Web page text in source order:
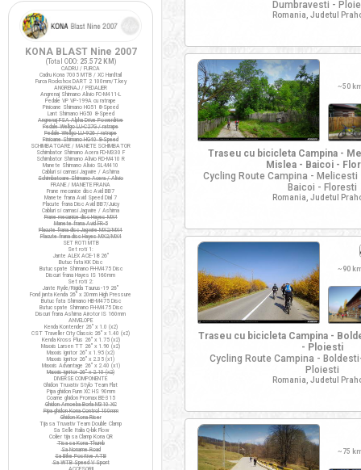
Dumbravesti -
Romania, Judetul
~50
Traseu cu bicicleta Campina -
Mislea - Baicoi -
Cycling Route Campina - Melicesti
Baicoi - Floresti
Romania, Judetul
~ 90
Traseu cu bicicleta Campina -
- Ploiesti
Cycling Route Campina -
Ploiesti
Romania, Judetul
~ 75
KONA BLAST Nine 2007
(Total ODO: 25.572 KM )
CADRU / FURCA
Cadru Kona 7005 MTB / XC Hardtail
Furca Rockshox DART 2 100mm/T.key
ANGRENAJ / PEDALIER
Angrenaj Shimano Alivio FC-M411-L
Pedale VP VP-199A cu ratrape
Pinioane Shimano HG51 8-Speed
Lant Shimano HG50 8-Speed
Angrenaj FSA Alpha Drive Powerdrive
Pedale Wellgo LU-C27G / ratrape
Pedale Wellgo LU-926 / ratrape
Pinioane Shimano HG40 8-Speed
SCHIMBATOARE / MANETE SCHIMBATOR
Schimbator Shimano Acera FD-M330 F
Schimbator Shimano Alivio RD-M410 R
Manete Shimano Alivio SL-M410
Cabluri si camasi Jagwire / Ashima
Schimbatoare Shimano Acera / Alivio
FRANE / MANETE FRANA
Frane mecanice disc Avid BB7
Manete frana Avid Speed Dial 7
Placute frana Disc Avid BB7/Juicy
Cabluri si camasi Jagwire / Ashima
Frane mecanice disc Hayes MX4
Manete frana Avid FR-5
Placute frana disc Jagwire MX2/MX4
Placute frana disc Hayes MX2/MX4
SET ROTI MTB
Set roti 1:
Jante ALEX ACE-18 26"
Butuc fata KK Disc
Butuc spate Shimano FH-M475 Disc
Discuri frana Hayes IS 160mm
Set roti 2:
Jante Ryde/Rigida Taurus-19 26"
Fond janta Kenda 26" x 20mm High Pressure
Butuc fata Shimano HB-M475 Disc
Butuc spate Shimano FH-M475 Disc
Discuri frana Ashima Airotor IS 160mm
ANVELOPE
Kenda Kontender 26" x 1.0 (x2)
CST Traveller City Classic 26" x 1.40 (x2)
Kenda Kross Plus 26" x 1.75 (x2)
Maxxis Larsen TT 26" x 1.90 (x2)
Maxxis Ignitor 26" x 1.95 (x2)
Maxxis Ignitor 26" x 2.35 (x1)
Maxxis Advantage 26" x 2.40 (x1)
Maxxis Ignitor 26" x 2.10 (x2)
DIVERSE COMPONENTE
Ghidon Truvativ Stylo Team Flat
Pipa ghidon Funn XC HS 90mm
Coarne ghidon Promax BE-315
Ghidon Amoeba Borla M310 XC
Pipa ghidon Kona Control 100mm
Ghidon Kona Riser
Tija sa Truvativ Team Double Clamp
Sa Selle Italia Q-bik Flow
Colier tija sa Clamp Kona QR
Tisa sa Kona Thumb
Sa Noname Road
Sa Bike Positive ATB
Sa WTB Speed V Sport